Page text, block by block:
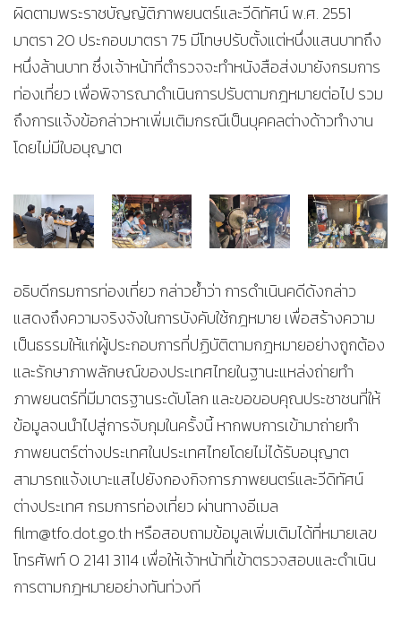
ผิดตามพระราชบัญญัติภาพยนตร์และวีดิทัศน์ พ.ศ. 2551
มาตรา 20 ประกอบมาตรา 75 มีโทษปรับตั้งแต่หนึ่งแสนบาทถึง
หนึ่งล้านบาท ซึ่งเจ้าหน้าที่ตำรวจจะทำหนังสือส่งมายังกรมการ
ท่องเที่ยว เพื่อพิจารณาดำเนินการปรับตามกฎหมายต่อไป รวม
ถึงการแจ้งข้อกล่าวหาเพิ่มเติมกรณีเป็นบุคคลต่างด้าวทำงาน
โดยไม่มีใบอนุญาต
อธิบดีกรมการท่องเที่ยว กล่าวย้ำว่า การดำเนินคดีดังกล่าว
แสดงถึงความจริงจังในการบังคับใช้กฎหมาย เพื่อสร้างความ
เป็นธรรมให้แก่ผู้ประกอบการที่ปฏิบัติตามกฎหมายอย่างถูกต้อง
และรักษาภาพลักษณ์ของประเทศไทยในฐานะแหล่งถ่ายทำ
ภาพยนตร์ที่มีมาตรฐานระดับโลก และขอขอบคุณประชาชนที่ให้
ข้อมูลจนนำไปสู่การจับกุมในครั้งนี้ หากพบการเข้ามาถ่ายทำ
ภาพยนตร์ต่างประเทศในประเทศไทยโดยไม่ได้รับอนุญาต
สามารถแจ้งเบาะแสไปยังกองกิจการภาพยนตร์และวีดิทัศน์
ต่างประเทศ กรมการท่องเที่ยว ผ่านทางอีเมล
film@tfo.dot.go.th หรือสอบถามข้อมูลเพิ่มเติมได้ที่หมายเลข
โทรศัพท์ 0 2141 3114 เพื่อให้เจ้าหน้าที่เข้าตรวจสอบและดำเนิน
การตามกฎหมายอย่างทันท่วงที